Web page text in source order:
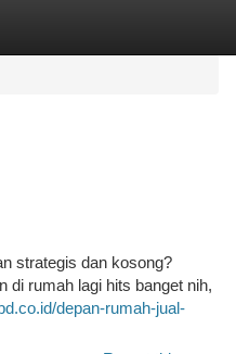
strategis dan kosong?
di rumah lagi hits banget nih,
depan-rumah-jual-